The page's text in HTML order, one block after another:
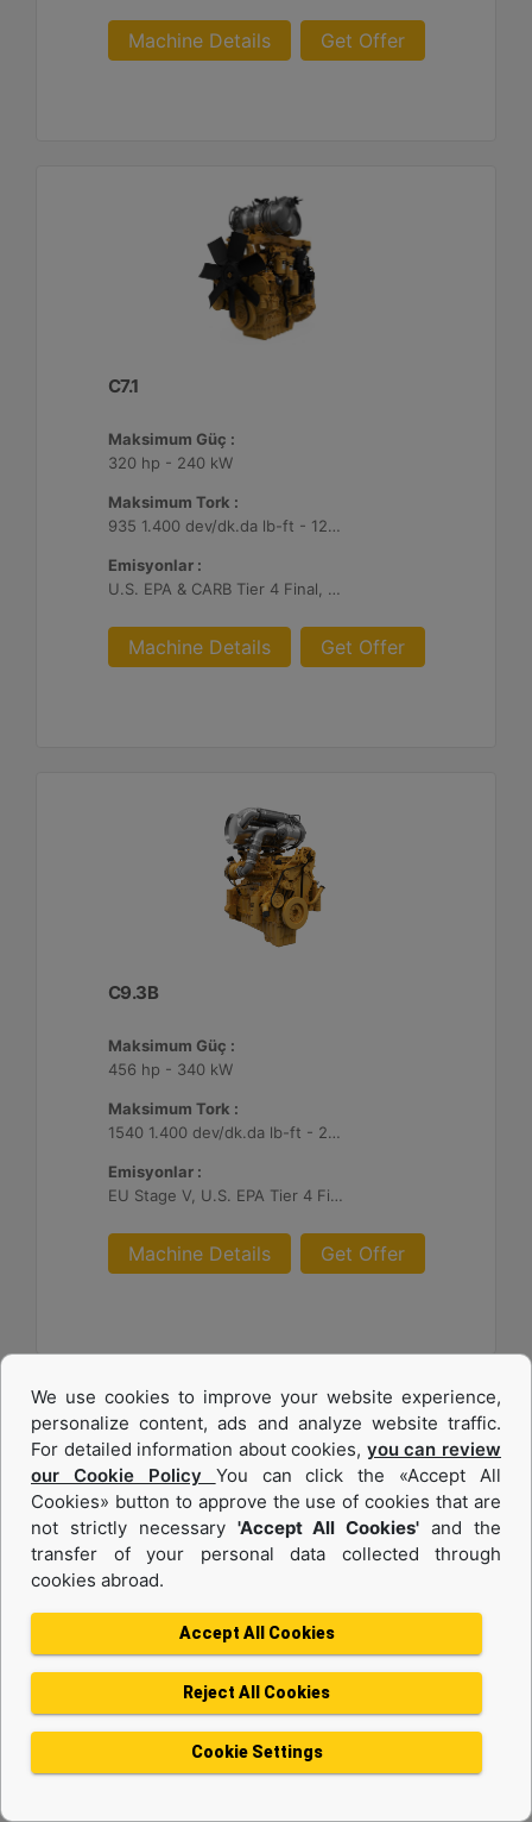
Machine Details Get Offer
C7.1
Maksimum Güç :
320 hp - 240 kW
Maksimum Tork :
935 1.400 dev/dk.da lb-ft - 1268 1.400 dev/dk.da Nm
Emisyonlar :
U.S. EPA & CARB Tier 4 Final, EU Stage V
Machine Details Get Offer
C9.3B
Maksimum Güç :
456 hp - 340 kW
Maksimum Tork :
1540 1.400 dev/dk.da lb-ft - 2088 1.400 dev/dk.da Nm
Emisyonlar :
EU Stage V, U.S. EPA Tier 4 Final, Korea Stage V, Japan 2014, China NRIV
Machine Details Get Offer
Maksimum Güç :
577 hp - 430 kW
Maksimum Tork :
Emisyonlar :
We use cookies to improve your website experience,
personalize content, ads and analyze website traffic.
For detailed information about cookies, you can review
our Cookie Policy You can click the «Accept All
Cookies» button to approve the use of cookies that are
not strictly necessary 'Accept All Cookies' and the
transfer of your personal data collected through
cookies abroad.
Accept All Cookies
Reject All Cookies
Cookie Settings